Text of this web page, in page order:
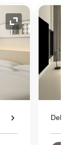
Symbol